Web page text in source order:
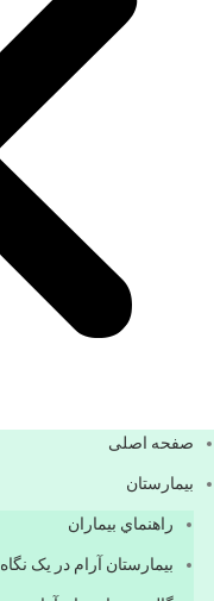
صفحه اصلی
بيمارستان
راهنماي بیماران
بیمارستان آرام در یک نگاه